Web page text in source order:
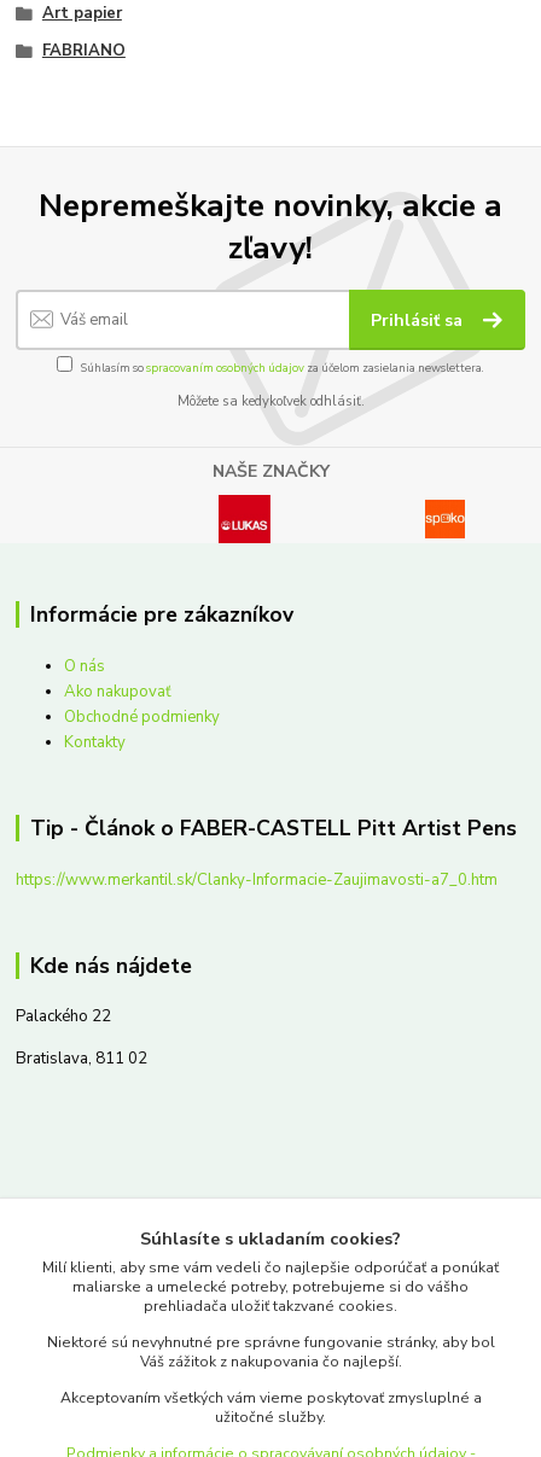
Art papier
FABRIANO
Nepremeškajte novinky, akcie a
zľavy!
Prihlásiť sa
Súhlasím sospracovaním osobných údajov za účelom zasielania newslettera.
Môžete sa kedykoľvek odhlásiť.
NAŠE ZNAČKY
Informácie pre zákazníkov
O nás
Ako nakupovať
Obchodné podmienky
Kontakty
Tip - Článok o FABER-CASTELL Pitt Artist Pens
https://www.merkantil.sk/Clanky-Informacie-Zaujimavosti-a7_0.htm
Kde nás nájdete
Palackého 22
Bratislava, 811 02
www.merkantil.sk
Pondelok-Piatok: 9.00-17.00hod.
objednavky@merkantil-obchod.sk
Súhlasíte s ukladaním cookies?
Milí klienti, aby sme vám vedeli čo najlepšie odporúčať a ponúkať
maliarske a umelecké potreby, potrebujeme si do vášho
prehliadača uložiť takzvané cookies.
Niektoré sú nevyhnutné pre správne fungovanie stránky, aby bol
Váš zážitok z nakupovania čo najlepší.
Akceptovaním všetkých vám vieme poskytovať zmysluplné a
užitočné služby.